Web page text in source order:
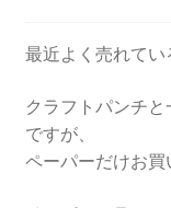
最近よく売れてい
クラフトパンチ
ですが、
ペーパーだけお買